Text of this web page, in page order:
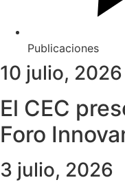
Publicaciones
10 julio, 2026
El CEC
Foro
3 julio, 2026